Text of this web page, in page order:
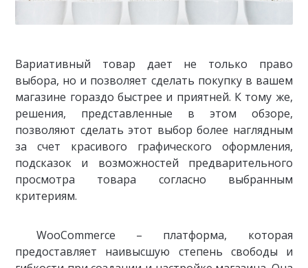
Вариативный товар дает не только право
выбора, но и позволяет сделать покупку в вашем
магазине гораздо быстрее и приятней. К тому же,
решения, представленные в этом обзоре,
позволяют сделать этот выбор более наглядным
за счет красивого графического оформления,
подсказок и возможностей предварительного
просмотра товара согласно выбранным
критериям.
WooCommerce – платформа, которая
предоставляет наивысшую степень свободы и